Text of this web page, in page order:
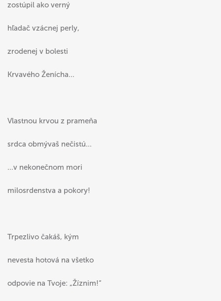
zostúpil ako verný
hľadač vzácnej perly,
zrodenej v bolesti
Krvavého Ženícha...
Vlastnou krvou z prameňa
srdca obmývaš nečistú...
...v nekonečnom mori
milosrdenstva a pokory!
Trpezlivo čakáš, kým
nevesta hotová na všetko
odpovie na Tvoje: „Žíznim!“